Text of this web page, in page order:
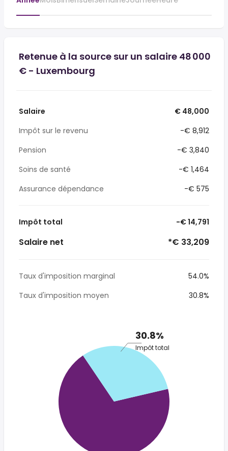
Retenue à la source sur un salaire 48 000
€ - Luxembourg
Salaire
€ 48,000
Impôt sur le revenu
-€ 8,912
Pension
-€ 3,840
Soins de santé
-€ 1,464
Assurance dépendance
-€ 575
Impôt total -€ 14,791
Salaire net *€ 33,209
Taux d'imposition marginal
54.0%
Taux d'imposition moyen
30.8%
30.8%
Impôt total